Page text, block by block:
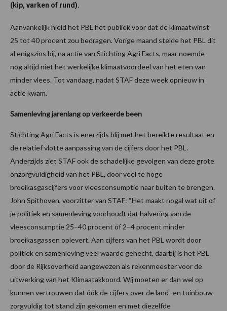
(kip, varken of rund).
Aanvankelijk hield het PBL het publiek voor dat de klimaatwinst
25 tot 40 procent zou bedragen. Vorige maand stelde het PBL dit
al enigszins bij, na actie van Stichting Agri Facts, maar noemde
nog altijd niet het werkelijke klimaatvoordeel van het eten van
minder vlees. Tot vandaag, nadat STAF deze week opnieuw in
actie kwam.
Samenleving jarenlang op verkeerde been
Stichting Agri Facts is enerzijds blij met het bereikte resultaat en
de relatief vlotte aanpassing van de cijfers door het PBL.
Anderzijds ziet STAF ook de schadelijke gevolgen van deze grote
onzorgvuldigheid van het PBL, door veel te hoge
broeikasgascijfers voor vleesconsumptie naar buiten te brengen.
John Spithoven, voorzitter van STAF: “Het maakt nogal wat uit of
je politiek en samenleving voorhoudt dat halvering van de
vleesconsumptie 25–40 procent óf 2–4 procent minder
broeikasgassen oplevert. Aan cijfers van het PBL wordt door
politiek en samenleving veel waarde gehecht, daarbij is het PBL
door de Rijksoverheid aangewezen als rekenmeester voor de
uitwerking van het Klimaatakkoord. Wij moeten er dan wel op
kunnen vertrouwen dat óók de cijfers over de land- en tuinbouw
zorgvuldig tot stand zijn gekomen en met diezelfde